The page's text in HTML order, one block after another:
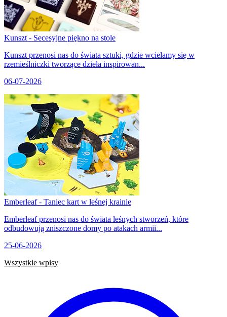
Kunszt - Secesyjne piękno na stole
Kunszt przenosi nas do świata sztuki, gdzie wcielamy się w
rzemieślniczki tworzące dzieła inspirowan...
06-07-2026
Emberleaf - Taniec kart w leśnej krainie
Emberleaf przenosi nas do świata leśnych stworzeń, które
odbudowują zniszczone domy po atakach armii...
25-06-2026
Wszystkie wpisy